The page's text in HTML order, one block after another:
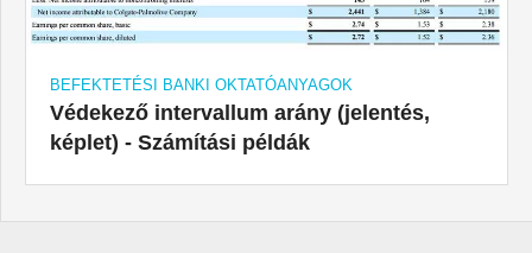
BEFEKTETÉSI BANKI OKTATÓANYAGOK
Védekező intervallum arány (jelentés,
képlet) - Számítási példák